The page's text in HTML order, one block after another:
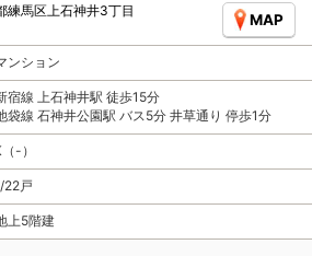
練馬区上石神井3丁目
MAP
ンション
宿線 上石神井駅 徒歩15分
袋線 石神井公園駅 バス5分 井草通り 停歩1分
-）
22戸
上5階建